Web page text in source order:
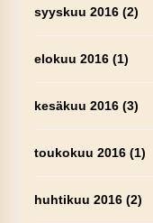
syyskuu 2016(2)
elokuu 2016(1)
kesäkuu 2016(3)
toukokuu 2016(1)
huhtikuu 2016(2)